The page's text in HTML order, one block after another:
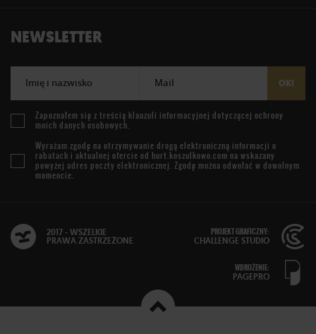
NEWSLETTER
Imię i nazwisko Mail OK!
Zapoznałem się z treścią klauzuli informacyjnej dotyczącej ochrony
moich danych osobowych.
Wyrażam zgodę na otrzymywanie drogą elektroniczną informacji o
rabatach i aktualnej ofercie od hurt.koszulkowo.com na wskazany
powyżej adres poczty elektronicznej. Zgodę można odwołać w dowolnym
momencie.
2017 - WSZELKIE
PRAWA ZASTRZEŻONE
PROJEKT GRAFICZNY:
CHALLENGE STUDIO
WDROŻENIE:
PAGEPRO